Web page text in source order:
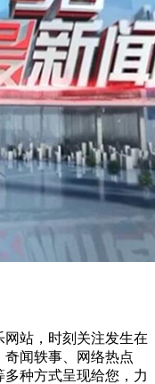
站，时刻关注发生在
闻轶事、网络热点
种方式呈现给您，力